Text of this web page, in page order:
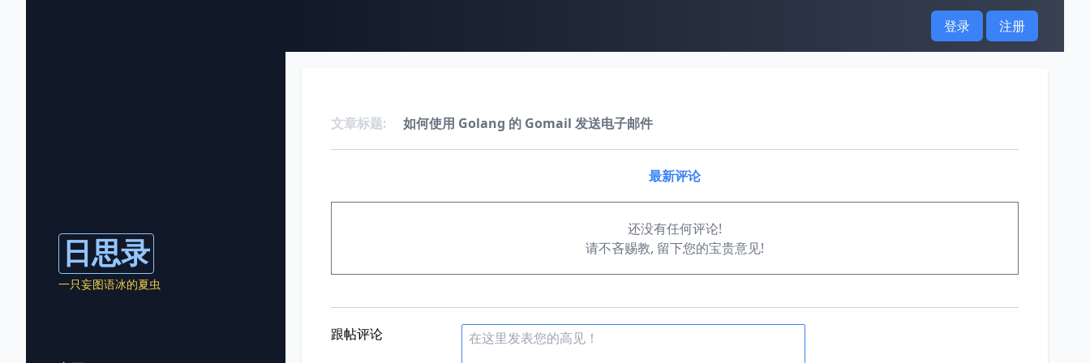
日思录
一只妄图语冰的夏虫
登录 注册
文章标题: 如何使用 Golang 的 Gomail 发送电子邮件
最新评论
还没有任何评论!
请不吝赐教, 留下您的宝贵意见!
跟帖评论